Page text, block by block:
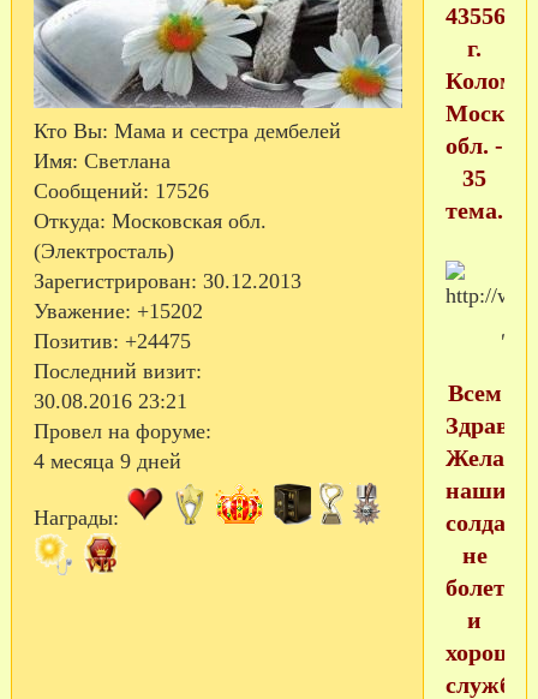
Кто Вы: Мама и сестра дембелей
Имя: Светлана
Сообщений: 17526
Откуда: Московская обл.
(Электросталь)
Зарегистрирован: 30.12.2013
Уважение: +15202
Позитив: +24475
Последний визит:
30.08.2016 23:21
Провел на форуме:
4 месяца 9 дней
Награды:
43556
г.
Моск.
обл. -
35
тема.
Всем
Желаем
нашим
не
болеть
и
хорошей